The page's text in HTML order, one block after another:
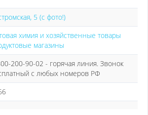
5 (с фото!)
химия и хозяйственные товары
магазины
200-90-02 - горячая линия. Звонок
с любых номеров РФ